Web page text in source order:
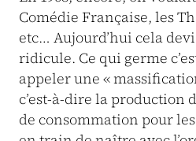
Comédie Française, les
etc… Aujourd’hui cela
ridicule. Ce qui germe
appeler une «
c’est-à-dire la production
de consommation pour